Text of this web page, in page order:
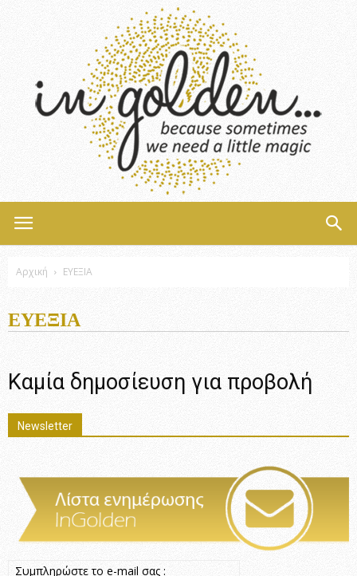
Αρχική ΕΥΕΞΙΑ
ΕΥΕΞΙΑ
Καμία δημοσίευση για προβολή
Newsletter
Συμπληρώστε το e-mail σας :